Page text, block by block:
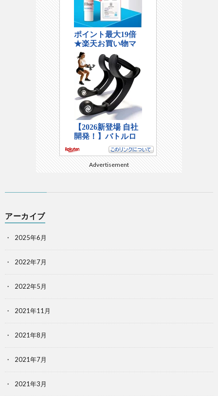
Advertisement
アーカイブ
2025年6月
2022年7月
2022年5月
2021年11月
2021年8月
2021年7月
2021年3月